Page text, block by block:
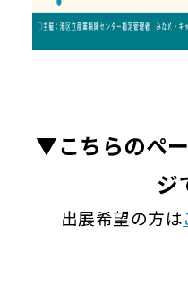
▼こちらのペ
ジ
出展希望の方は